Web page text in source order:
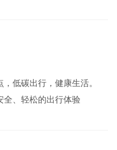
低碳出行，健康生活。
全、轻松的出行体验